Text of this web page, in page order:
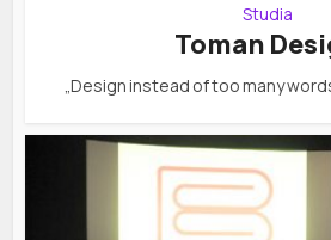
Studia
Toman
„Design instead of too many